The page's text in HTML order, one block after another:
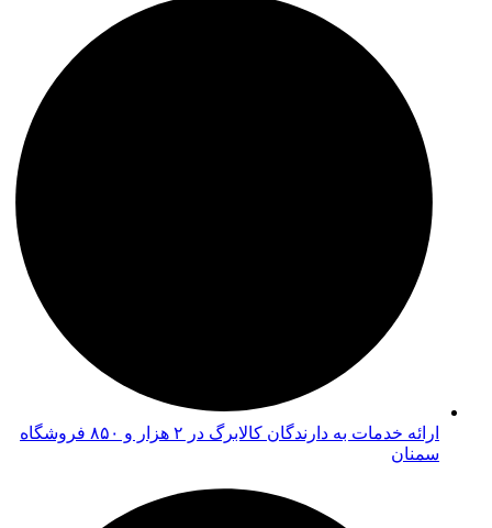
ارائه خدمات به دارندگان کالابرگ در ۲ هزار و ۸۵۰ فروشگاه
سمنان